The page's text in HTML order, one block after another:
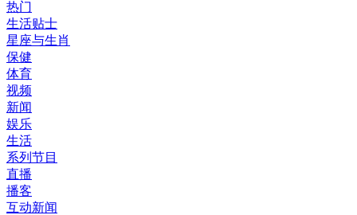
热门
生活贴士
星座与生肖
保健
体育
视频
新闻
娱乐
生活
系列节目
直播
播客
互动新闻